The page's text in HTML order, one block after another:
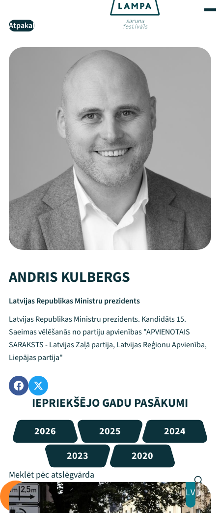
Atpakaļ
ANDRIS KULBERGS
Latvijas Republikas Ministru prezidents
Latvijas Republikas Ministru prezidents. Kandidāts 15.
Saeimas vēlēšanās no partiju apvienības "APVIENOTAIS
SARAKSTS - Latvijas Zaļā partija, Latvijas Reģionu Apvienība,
Liepājas partija"
IEPRIEKŠĒJO GADU PASĀKUMI
2026 2025
2024
2023
2020
LV